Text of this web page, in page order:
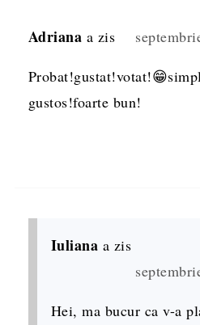
Adriana a zis
gustos!foarte bun!
Iuliana a zis
Hei, ma bucur ca v-a